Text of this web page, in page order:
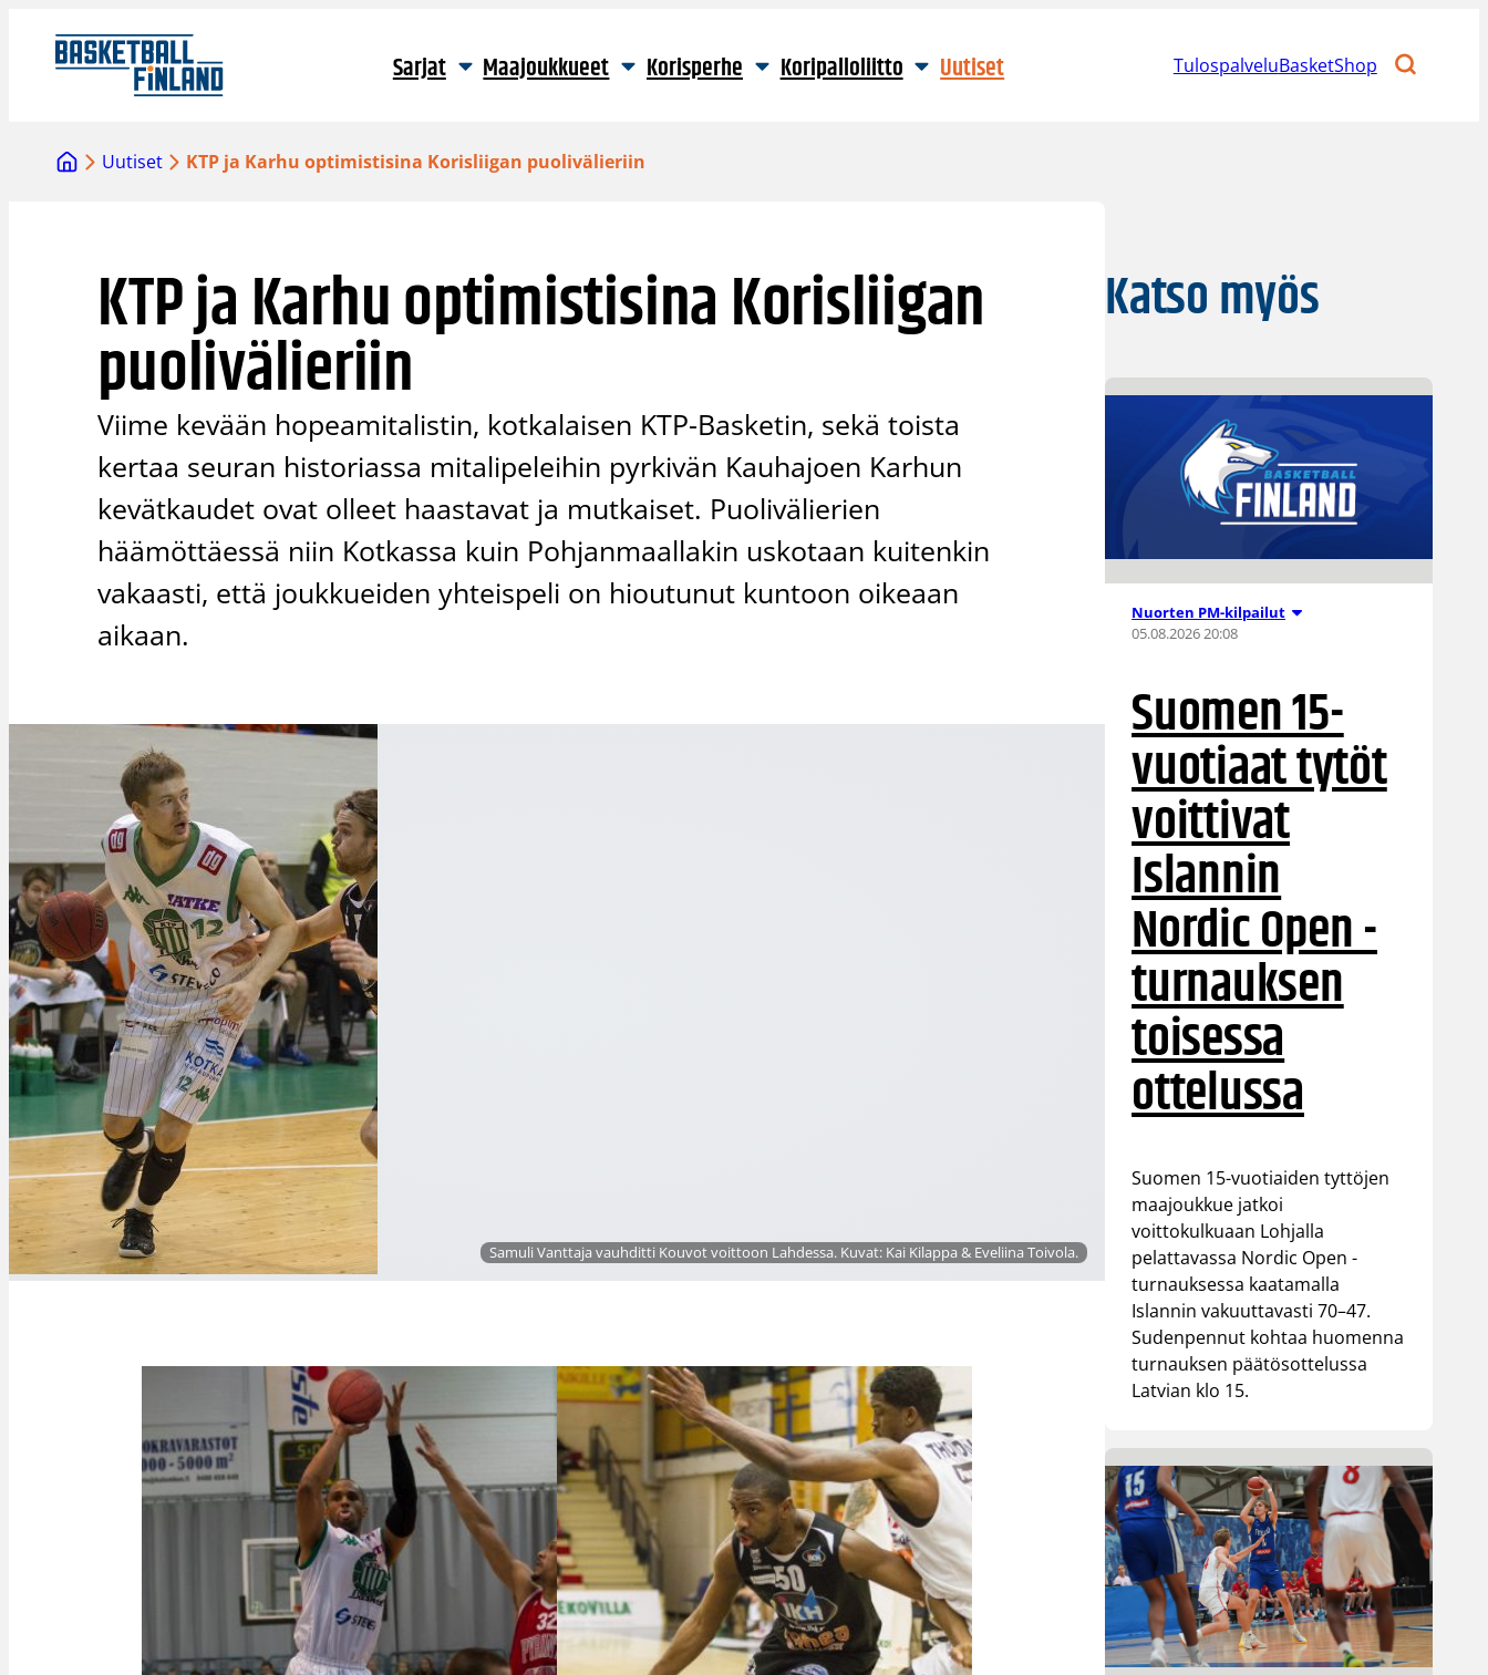
sisältöön
Sarjat Maajoukkueet Korisperhe Koripalloliitto Uutiset TulospalveluBasketShop
Uutiset KTP ja Karhu optimistisina Korisliigan puolivälieriin
KTP ja Karhu optimistisina Korisliigan
puolivälieriin
Viime kevään hopeamitalistin, kotkalaisen KTP-Basketin, sekä toista
kertaa seuran historiassa mitalipeleihin pyrkivän Kauhajoen Karhun
kevätkaudet ovat olleet haastavat ja mutkaiset. Puolivälierien
häämöttäessä niin Kotkassa kuin Pohjanmaallakin uskotaan kuitenkin
vakaasti, että joukkueiden yhteispeli on hioutunut kuntoon oikeaan
aikaan.
Samuli Vanttaja vauhditti Kouvot voittoon Lahdessa. Kuvat: Kai Kilappa & Eveliina Toivola.
Katso myös
Nuorten PM-kilpailut
05.08.2026 20:08
Suomen 15-
vuotiaat tytöt
voittivat
Islannin
Nordic Open -
turnauksen
toisessa
ottelussa
Suomen 15-vuotiaiden tyttöjen
maajoukkue jatkoi
voittokulkuaan Lohjalla
pelattavassa Nordic Open -
turnauksessa kaatamalla
Islannin vakuuttavasti 70–47.
Sudenpennut kohtaa huomenna
turnauksen päätösottelussa
Latvian klo 15.